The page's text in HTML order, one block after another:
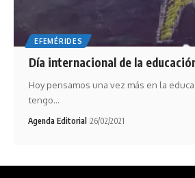
EFEMÉRIDES
Día internacional de la
Hoy pensamos una vez más en la
tengo…
Agenda Editorial 26/02/2021